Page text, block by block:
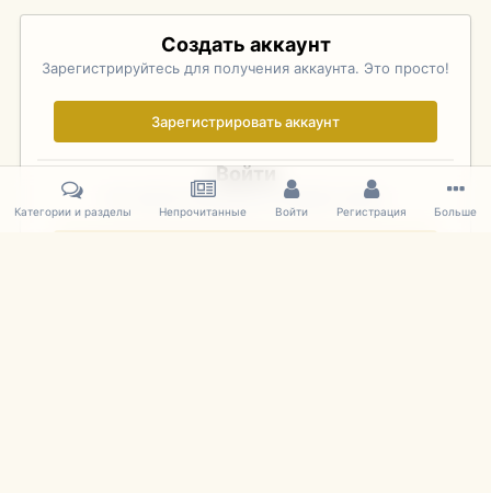
Создать аккаунт
Зарегистрируйтесь для получения аккаунта. Это просто!
Зарегистрировать аккаунт
Войти
Уже зарегистрированы? Войдите здесь.
Категории и разделы Непрочитанные Войти Регистрация Больше